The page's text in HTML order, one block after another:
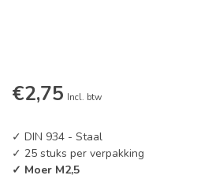
€2,75 Incl. btw
✓ DIN 934 - Staal
✓ 25 stuks per verpakking
✓ Moer M2,5